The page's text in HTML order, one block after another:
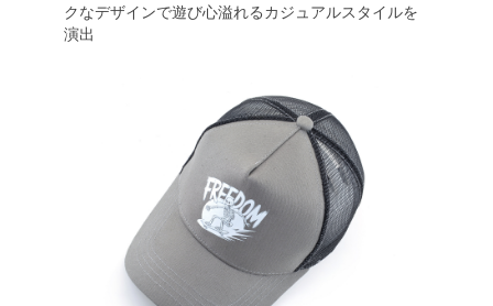
クなデザインで遊び心溢れるカジュアルスタイルを
演出